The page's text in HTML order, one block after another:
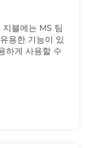
블에는 MS 팀
용한 기능이 있
하게 사용할 수